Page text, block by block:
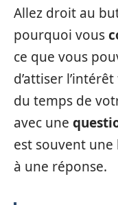
Allez droit au
pourquoi vous
ce que vous
d’attiser
du temps de
avec une
est souvent
à une réponse.